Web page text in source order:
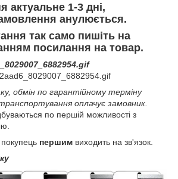
актуальне 1-3 дні,
анулюється.
так само пишіть на
посилання на товар.
обмін по гарантійному терміну
оплачує замовник.
по першій можливості з
першим виходить на зв'язок.